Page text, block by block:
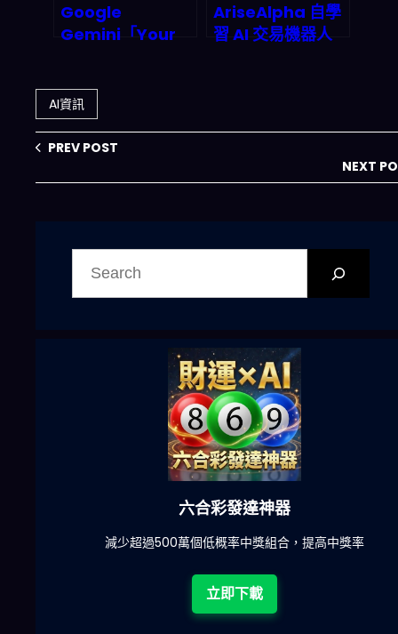
Google
Gemini「Your
年 AI 個人化資訊
中心如何徹底改變
你的每日決策？
AriseAlpha 自學
習 AI 交易機器人
AI資訊
PREV POST
NEXT
六合彩發達神器
減少超過500萬個低概率中獎組合，提高中獎率
立即下載